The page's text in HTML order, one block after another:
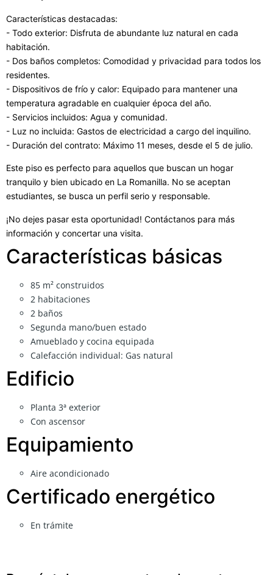
Características destacadas:
- Todo exterior: Disfruta de abundante luz natural en cada
habitación.
- Dos baños completos: Comodidad y privacidad para todos los
residentes.
- Dispositivos de frío y calor: Equipado para mantener una
temperatura agradable en cualquier época del año.
- Servicios incluidos: Agua y comunidad.
- Luz no incluida: Gastos de electricidad a cargo del inquilino.
- Duración del contrato: Máximo 11 meses, desde el 5 de julio.
Este piso es perfecto para aquellos que buscan un hogar
tranquilo y bien ubicado en La Romanilla. No se aceptan
estudiantes, se busca un perfil serio y responsable.
¡No dejes pasar esta oportunidad! Contáctanos para más
información y concertar una visita.
Características básicas
85 m² construidos
2 habitaciones
2 baños
Segunda mano/buen estado
Amueblado y cocina equipada
Calefacción individual: Gas natural
Edificio
Planta 3ª exterior
Con ascensor
Equipamiento
Aire acondicionado
Certificado energético
En trámite